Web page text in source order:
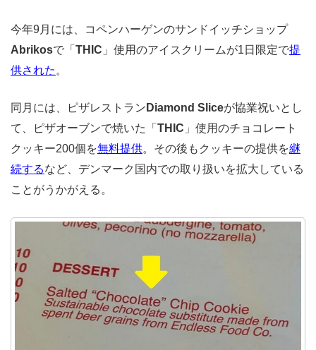
今年9月には、コペンハーゲンのサンドイッチショップ
Abrikosで「 THIC 」使用のアイスクリームが1日限定で提
供された 。
同月には、ピザレストラン Diamond Sliceが協業祝いとし
て、ピザオーブンで焼いた「 THIC 」使用のチョコレート
クッキー200個を無料提供。その後もクッキーの提供を継
続するなど、デンマーク国内での取り扱いを拡大している
ことがうかがえる。